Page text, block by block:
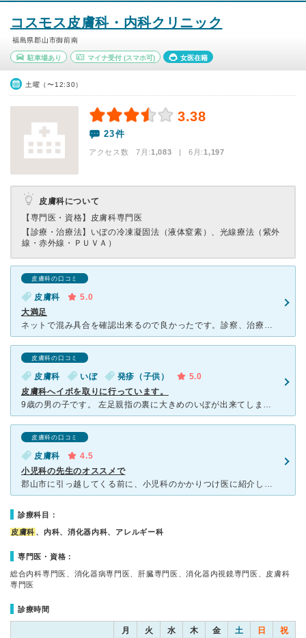
コスモス皮膚科・内科クリニック
福島県郡山市御前南
駐車場あり マイナ受付(スマホ可) 女医在籍
土曜（〜12:30）
3.38
23件
アクセス数 7月:1,083 | 6月:1,197
皮膚科について
【専門医・資格】 皮膚科専門医
【診療・治療法】 いぼの冷凍凝固法（液体窒素）、光線療法（紫外
線・赤外線・ＰＵＶＡ）
皮膚科の口コミ
皮膚科
5.0
大満足
ネットで混み具合を確認出来るので良かったです。診察、治療までスムーズでした。顔のイボを取って頂きましたが、女医さんが大変優しいお声で手際良く施術して下さいました。美容整形クリニックなら高額だと思います
皮膚科の口コミ
皮膚科 いぼ 発疹（子供）
5.0
皮膚科へイボを取りに行っています。
9歳の男の子です。 左足親指の裏に大きめのいぼが出来てしまいました。 いぼはそのまま治る事もあるようですが、 足の裏という事、プールに入れないとの事、 いぼに当たると痛がったので、除去をして欲
皮膚科の口コミ
皮膚科
4.5
小児科の先生のオススメで
郡山市に引っ越してくる前に、小児科のかかりつけ医に紹介してもらい行ってみました。引っ越す前にかかっていた皮膚科で子供の掻きこわし部分や痒み等が中々良くならず悩んでました。先生に診てもらったところ、薬が
診療科目：
皮膚科 、内科、消化器内科、アレルギー科
専門医・資格：
総合内科専門医、消化器病専門医、肝臓専門医、消化器内視鏡専門医、皮膚科
専門医
診療時間
月 火 水 木 金 土 日 祝